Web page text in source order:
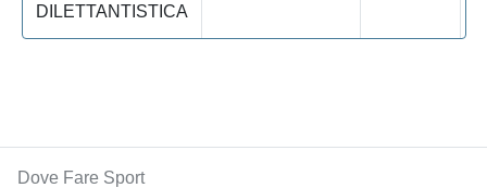
DILETTANTISTICA
Dove Fare Sport